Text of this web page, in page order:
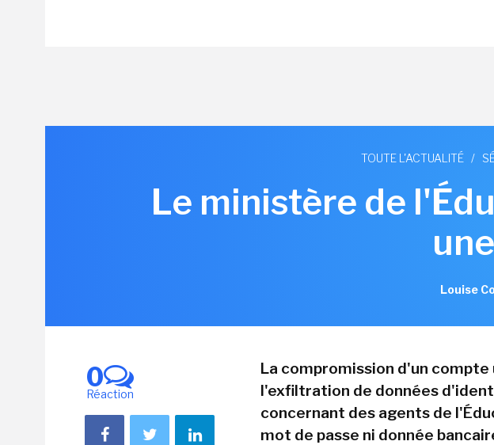
TOUTE L'ACTUALITÉ /
Le ministère de
Louise
0
Réaction
La compromission d'un
l'exfiltration de données
concernant des agents de
mot de passe ni donnée